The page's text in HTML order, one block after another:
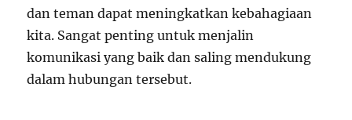
dan teman dapat meningkatkan kebahagiaan
kita. Sangat penting untuk menjalin
komunikasi yang baik dan saling mendukung
dalam hubungan tersebut.